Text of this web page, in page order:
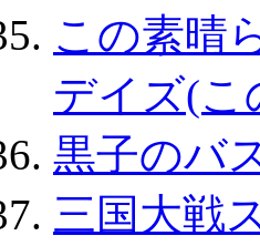
この素晴
デイズ(こ
黒子のバ
三国大戦